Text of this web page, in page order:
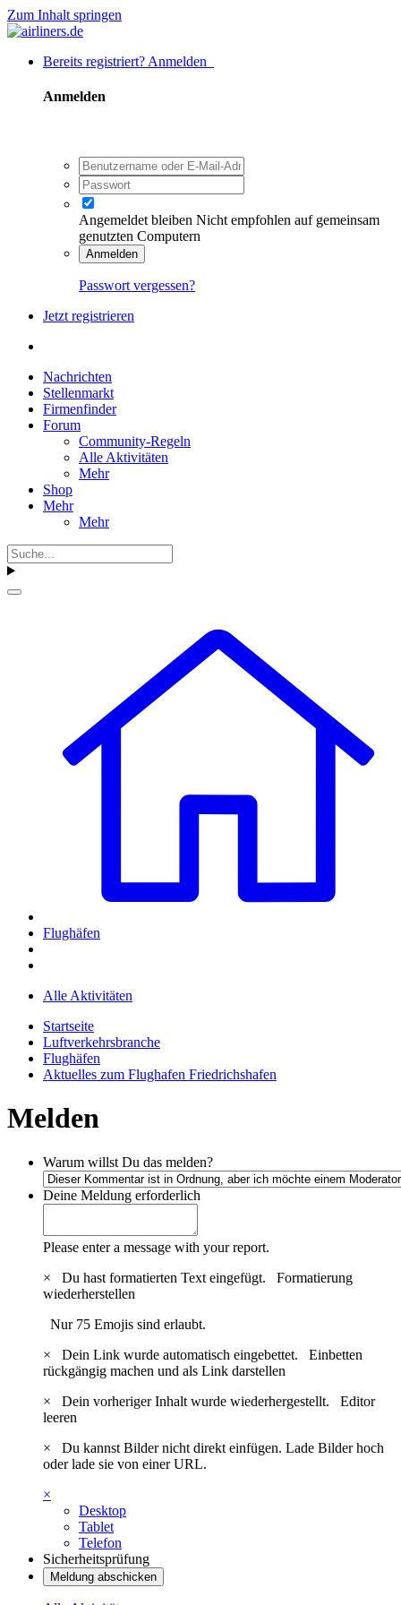
Zum Inhalt springen
Bereits registriert? Anmelden
Anmelden
Angemeldet bleiben Nicht empfohlen auf gemeinsam
genutzten Computern
Anmelden
Passwort vergessen?
Jetzt registrieren
Nachrichten
Stellenmarkt
Firmenfinder
Forum
Community-Regeln
Alle Aktivitäten
Mehr
Shop
Mehr
Mehr
Flughäfen
Alle Aktivitäten
Startseite
Luftverkehrsbranche
Flughäfen
Aktuelles zum Flughafen Friedrichshafen
Melden
Warum willst Du das melden?
Deine Meldung erforderlich
Please enter a message with your report.
×
Du hast formatierten Text eingefügt. Formatierung
wiederherstellen
Nur 75 Emojis sind erlaubt.
×
Dein Link wurde automatisch eingebettet. Einbetten
rückgängig machen und als Link darstellen
×
Dein vorheriger Inhalt wurde wiederhergestellt. Editor
leeren
×
Du kannst Bilder nicht direkt einfügen. Lade Bilder hoch
oder lade sie von einer URL.
×
Desktop
Tablet
Telefon
Sicherheitsprüfung
Meldung abschicken